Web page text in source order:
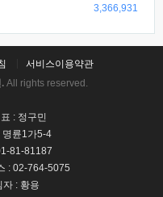
3,366,931
서비스이용약관
All rights reserved.
: 정구민
명륜1가5-4
81-81187
: 02-764-5075
: 황용